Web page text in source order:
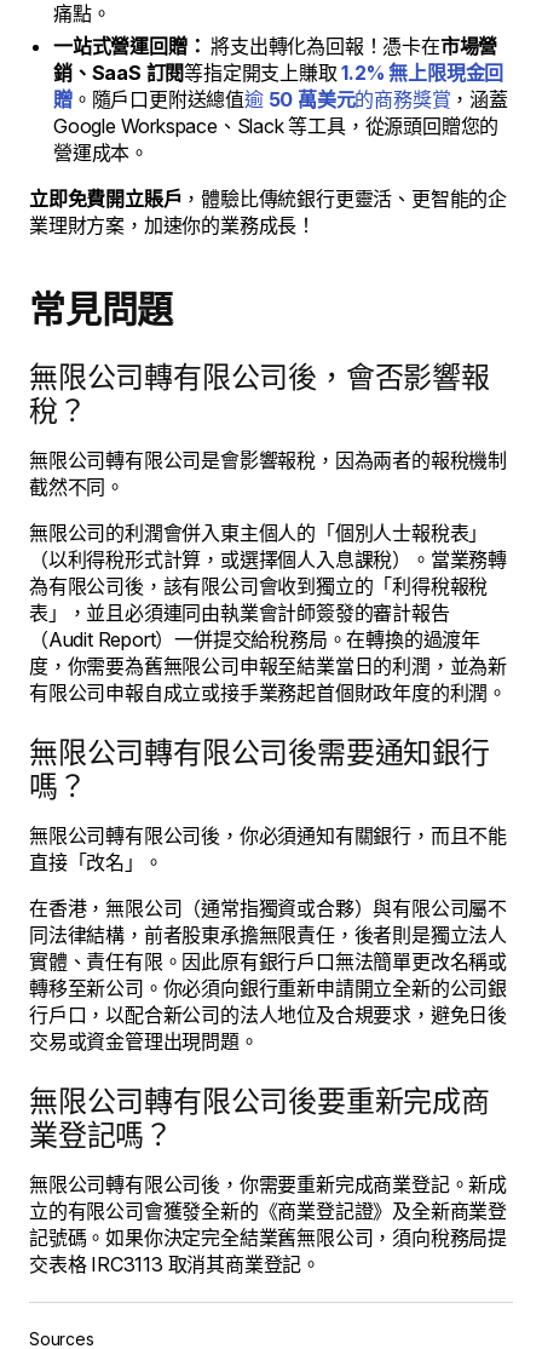
痛點。
一站式營運回贈： 將支出轉化為回報！憑卡在市場營
銷、SaaS 訂閱等指定開支上賺取1.2% 無上限現金回
贈。隨戶口更附送總值逾 50 萬美元的商務獎賞 ，涵蓋
Google Workspace、Slack 等工具，從源頭回贈您的
營運成本。
立即免費開立賬戶 ，體驗比傳統銀行更靈活、更智能的企
業理財方案，加速你的業務成長！
常見問題
無限公司轉有限公司後，會否影響報
稅？
無限公司轉有限公司是會影響報稅，因為兩者的報稅機制
截然不同。
無限公司的利潤會併入東主個人的「個別人士報稅表」
（以利得稅形式計算，或選擇個人入息課稅）。當業務轉
為有限公司後，該有限公司會收到獨立的「利得稅報稅
表」，並且必須連同由執業會計師簽發的審計報告
（Audit Report）一併提交給稅務局。在轉換的過渡年
度，你需要為舊無限公司申報至結業當日的利潤，並為新
有限公司申報自成立或接手業務起首個財政年度的利潤。
無限公司轉有限公司後需要通知銀行
嗎？
無限公司轉有限公司後，你必須通知有關銀行，而且不能
直接「改名」。
在香港，無限公司（通常指獨資或合夥）與有限公司屬不
同法律結構，前者股東承擔無限責任，後者則是獨立法人
實體、責任有限。因此原有銀行戶口無法簡單更改名稱或
轉移至新公司。你必須向銀行重新申請開立全新的公司銀
行戶口，以配合新公司的法人地位及合規要求，避免日後
交易或資金管理出現問題。
無限公司轉有限公司後要重新完成商
業登記嗎？
無限公司轉有限公司後，你需要重新完成商業登記。新成
立的有限公司會獲發全新的《商業登記證》及全新商業登
記號碼。如果你決定完全結業舊無限公司，須向稅務局提
交表格 IRC3113 取消其商業登記。
Sources